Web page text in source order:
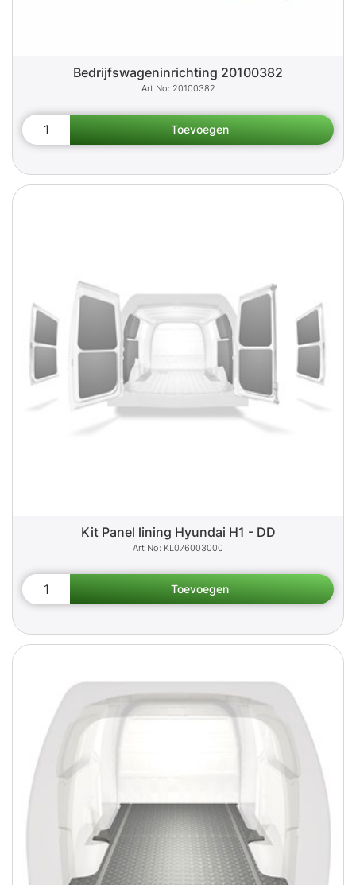
Bedrijfswageninrichting 20100382
20100382
Kit Panel lining Hyundai H1 - DD
KL076003000